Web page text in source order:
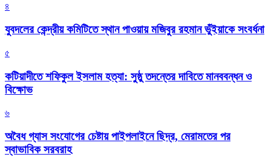
৪
যুবদলের কেন্দ্রীয় কমিটিতে স্থান পাওয়ায় মজিবুর রহমান ভুঁইয়াকে সংবর্ধনা
৫
কটিয়াদীতে শফিকুল ইসলাম হত্যা: সুষ্ঠু তদন্তের দাবিতে মানববন্ধন ও
বিক্ষোভ
৬
অবৈধ গ্যাস সংযোগের চেষ্টায় পাইপলাইনে ছিদ্র, মেরামতের পর
স্বাভাবিক সরবরাহ